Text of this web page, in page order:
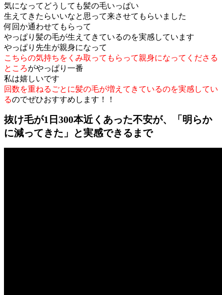
気になってどうしても髪の毛いっぱい
生えてきたらいいなと思って来させてもらいました
何回か通わせてもらって
やっぱり髪の毛が生えてきているのを実感しています
やっぱり先生が親身になって
こちらの気持ちをくみ取ってもらって親身になってくださる
ところがやっぱり一番
私は嬉しいです
回数を重ねるごとに髪の毛が増えてきているのを実感してい
るのでぜひおすすめします！！
抜け毛が1日300本近くあった不安が、「明らか
に減ってきた」と実感できるまで